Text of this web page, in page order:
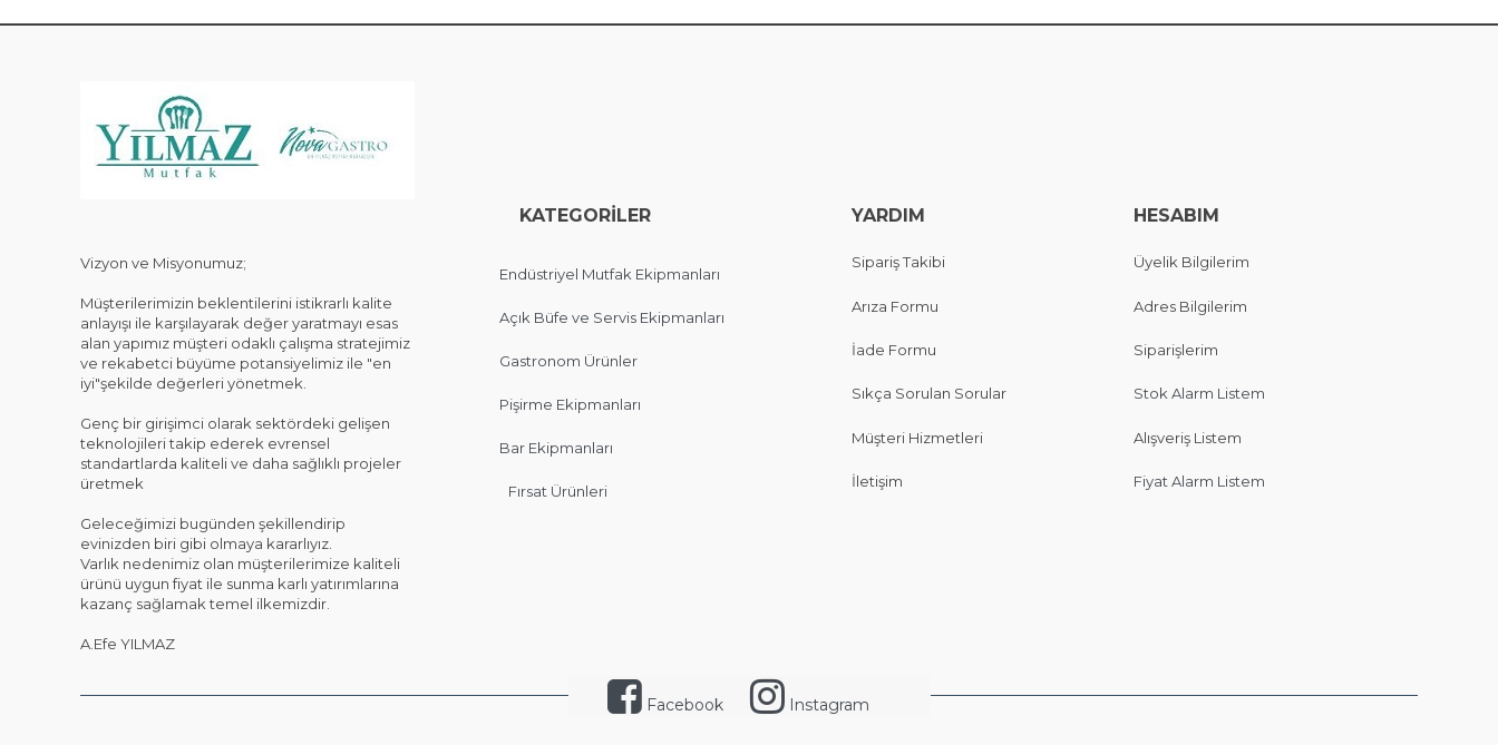
Vizyon ve Misyonumuz;
Müşterilerimizin beklentilerini istikrarlı kalite
anlayışı ile karşılayarak değer yaratmayı esas
alan yapımız müşteri odaklı çalışma stratejimiz
ve rekabetci büyüme potansiyelimiz ile "en
iyi"şekilde değerleri yönetmek.
Genç bir girişimci olarak sektördeki gelişen
teknolojileri takip ederek evrensel
standartlarda kaliteli ve daha sağlıklı projeler
üretmek
Geleceğimizi bugünden şekillendirip
evinizden biri gibi olmaya kararlıyız.
Varlık nedenimiz olan müşterilerimize kaliteli
ürünü uygun fiyat ile sunma karlı yatırımlarına
kazanç sağlamak temel ilkemizdir.
A.Efe YILMAZ
KATEGORİLER
Endüstriyel Mutfak Ekipmanları
Açık Büfe ve Servis Ekipmanları
Gastronom Ürünler
Pişirme Ekipmanları
Bar Ekipmanları
Fırsat Ürünleri
YARDIM
Sipariş Takibi
Arıza Formu
İade Formu
Sıkça Sorulan Sorular
Müşteri Hizmetleri
İletişim
HESABIM
Üyelik Bilgilerim
Adres Bilgilerim
Siparişlerim
Stok Alarm Listem
Alışveriş Listem
Fiyat Alarm Listem
Facebook Instagram